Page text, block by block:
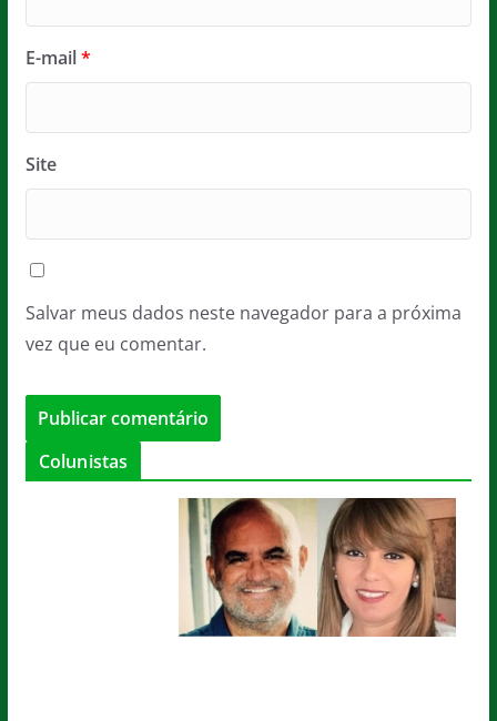
E-mail*
Site
Salvar meus dados neste navegador para a próxima
vez que eu comentar.
Colunistas